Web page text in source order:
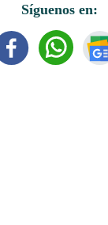
Síguenos en: